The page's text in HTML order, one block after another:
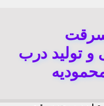
و تولید درب